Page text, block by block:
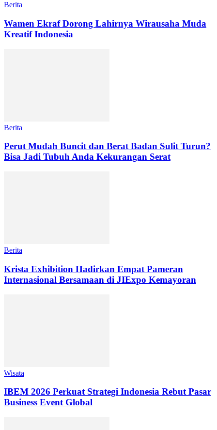
Berita
Wamen Ekraf Dorong Lahirnya Wirausaha Muda
Kreatif Indonesia
Berita
Perut Mudah Buncit dan Berat Badan Sulit Turun?
Bisa Jadi Tubuh Anda Kekurangan Serat
Berita
Krista Exhibition Hadirkan Empat Pameran
Internasional Bersamaan di JIExpo Kemayoran
Wisata
IBEM 2026 Perkuat Strategi Indonesia Rebut Pasar
Business Event Global